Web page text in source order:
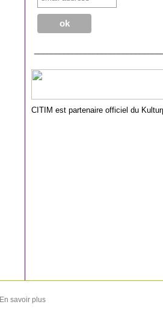
CITIM est partenaire officiel du
En savoir plus